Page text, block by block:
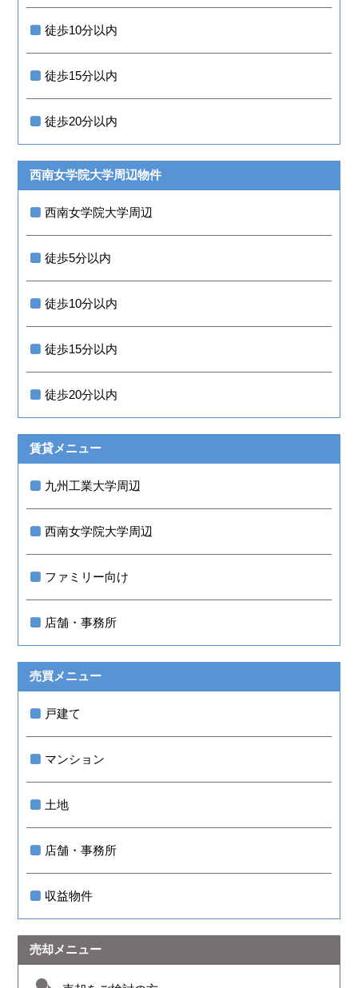
徒歩10分以内
徒歩15分以内
徒歩20分以内
西南女学院大学周辺物件
西南女学院大学周辺
徒歩5分以内
徒歩10分以内
徒歩15分以内
徒歩20分以内
賃貸メニュー
九州工業大学周辺
西南女学院大学周辺
ファミリー向け
店舗・事務所
売買メニュー
戸建て
マンション
土地
店舗・事務所
収益物件
売却メニュー